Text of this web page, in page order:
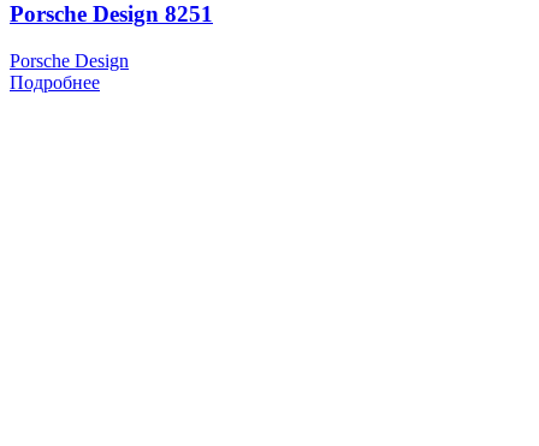
Porsche Design 8251
Porsche Design
Подробнее